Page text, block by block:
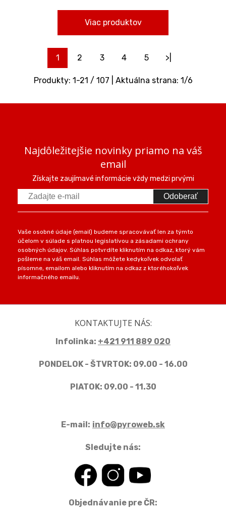
Viac produktov
1 2 3 4 5 >|
Produkty: 1-21 / 107 | Aktuálna strana: 1/6
Najdôležitejšie novinky priamo na váš
email
Získajte zaujímavé informácie vždy medzi prvými
Odoberať
Vaše osobné údaje (email) budeme spracovávať len za týmto
účelom v súlade s platnou legislatívou a zásadami ochrany
osobných údajov. Súhlas potvrdíte kliknutím na odkaz, ktorý vám
pošleme na váš email. Súhlas môžete kedykoľvek odvolať
písomne, emailom alebo kliknutím na odkaz z ktoréhokoľvek
informačného emailu.
KONTAKTUJTE NÁS:
Infolinka: +421 911 889 020
PONDELOK - ŠTVRTOK: 09.00 - 16.00
PIATOK: 09.00 - 11.30
E-mail: info@pyroweb.sk
Sledujte nás:
Objednávanie pre ČR: